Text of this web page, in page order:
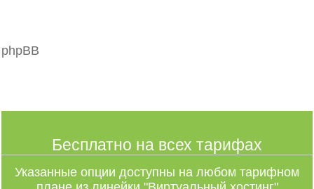
phpBB
Бесплатно на всех тарифах
Указанные опции доступны на любом тарифном